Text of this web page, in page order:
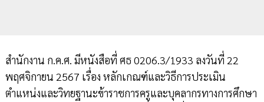
สำนักงาน ก.ค.ศ. มีหนังสือที่ ศธ 0206.3/1933 ลงวันที่ 22
พฤศจิกายน 2567 เรื่อง หลักเกณฑ์และวิธีการประเมิน
ตำแหน่งและวิทยฐานะข้าราชการครูและบุคลากรทางการศึกษา